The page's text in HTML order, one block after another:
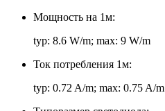
Мощность на 1м:
typ: 8.6 W/m; max: 9 W/m
Ток потребления 1м:
typ: 0.72 A/m; max: 0.75 A/m